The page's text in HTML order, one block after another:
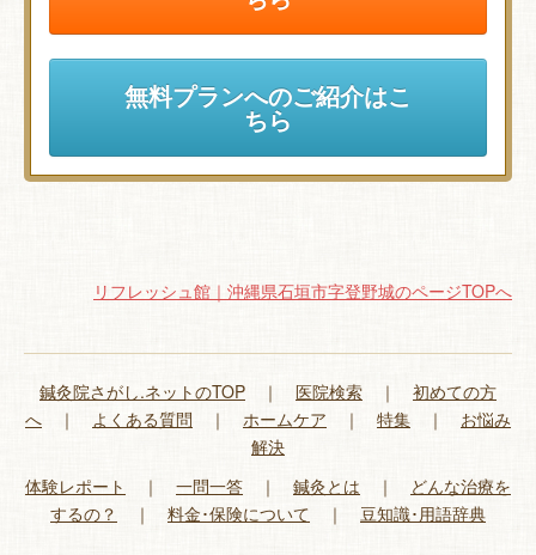
無料プランへのご紹介はこ
ちら
リフレッシュ館｜沖縄県石垣市字登野城のページTOPへ
鍼灸院さがし.ネットのTOP ｜ 医院検索 ｜ 初めての方
へ ｜ よくある質問 ｜ ホームケア ｜ 特集 ｜ お悩み
解決
体験レポート
｜ 一問一答 ｜ 鍼灸とは ｜ どんな治療を
するの？
｜ 料金･保険について ｜ 豆知識･用語辞典